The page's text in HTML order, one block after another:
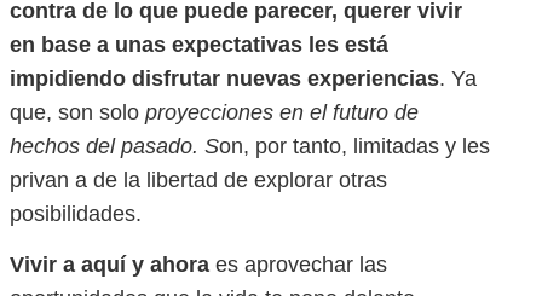
contra de lo que puede parecer, querer vivir
en base a unas expectativas les está
impidiendo disfrutar nuevas experiencias. Ya
que, son solo proyecciones en el futuro de
hechos del pasado. Son, por tanto, limitadas y les
privan a de la libertad de explorar otras
posibilidades.
Vivir a aquí y ahora es aprovechar las